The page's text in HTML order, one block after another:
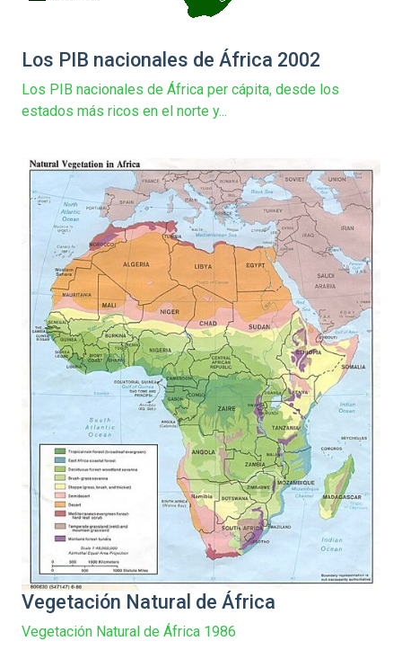
Los PIB nacionales de África 2002
Los PIB nacionales de África per cápita, desde los
estados más ricos en el norte y...
Vegetación Natural de África
Vegetación Natural de África 1986